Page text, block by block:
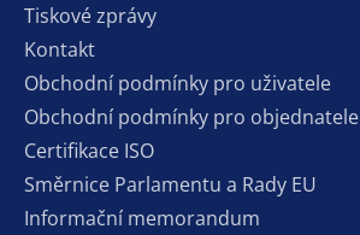
Tiskové zprávy
Kontakt
Obchodní podmínky pro uživatele
Obchodní podmínky pro objednatele
Certifikace ISO
Směrnice Parlamentu a Rady EU
Informační memorandum